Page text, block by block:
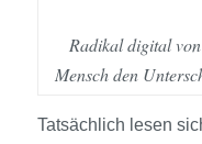
Radikal digital
Mensch den
Tatsächlich lesen